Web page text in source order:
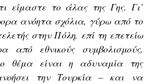
είμαστε το άλας της Γης. Γι’
ανόητα σχόλια, γύρω από το
στην Πόλη, επί τη επετείω
από εθνικούς συμβολισμούς,
θέμα είναι η αδυναμία της
την Τουρκία – και να